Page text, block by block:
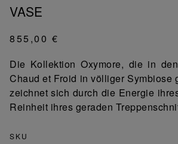
VASE
855,00 €
Die Kollektion Oxymore, die in
Chaud et Froid in völliger Symbiose
zeichnet sich durch die Energie
Reinheit ihres geraden
SKU